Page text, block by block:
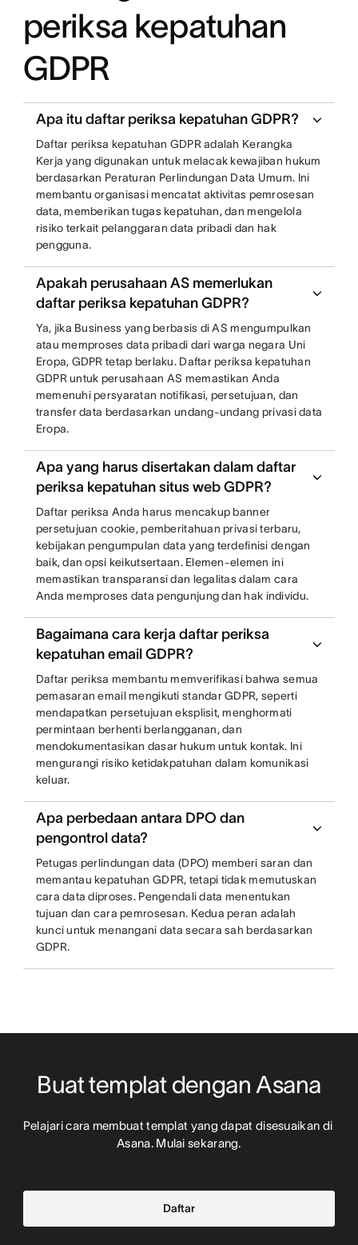
periksa kepatuhan
GDPR
Apa itu daftar periksa kepatuhan GDPR?
Daftar periksa kepatuhan GDPR adalah Kerangka
Kerja yang digunakan untuk melacak kewajiban hukum
berdasarkan Peraturan Perlindungan Data Umum. Ini
membantu organisasi mencatat aktivitas pemrosesan
data, memberikan tugas kepatuhan, dan mengelola
risiko terkait pelanggaran data pribadi dan hak
pengguna.
Apakah perusahaan AS memerlukan
daftar periksa kepatuhan GDPR?
Ya, jika Business yang berbasis di AS mengumpulkan
atau memproses data pribadi dari warga negara Uni
Eropa, GDPR tetap berlaku. Daftar periksa kepatuhan
GDPR untuk perusahaan AS memastikan Anda
memenuhi persyaratan notifikasi, persetujuan, dan
transfer data berdasarkan undang-undang privasi data
Eropa.
Apa yang harus disertakan dalam daftar
periksa kepatuhan situs web GDPR?
Daftar periksa Anda harus mencakup banner
persetujuan cookie, pemberitahuan privasi terbaru,
kebijakan pengumpulan data yang terdefinisi dengan
baik, dan opsi keikutsertaan. Elemen-elemen ini
memastikan transparansi dan legalitas dalam cara
Anda memproses data pengunjung dan hak individu.
Bagaimana cara kerja daftar periksa
kepatuhan email GDPR?
Daftar periksa membantu memverifikasi bahwa semua
pemasaran email mengikuti standar GDPR, seperti
mendapatkan persetujuan eksplisit, menghormati
permintaan berhenti berlangganan, dan
mendokumentasikan dasar hukum untuk kontak. Ini
mengurangi risiko ketidakpatuhan dalam komunikasi
keluar.
Apa perbedaan antara DPO dan
pengontrol data?
Petugas perlindungan data (DPO) memberi saran dan
memantau kepatuhan GDPR, tetapi tidak memutuskan
cara data diproses. Pengendali data menentukan
tujuan dan cara pemrosesan. Kedua peran adalah
kunci untuk menangani data secara sah berdasarkan
GDPR.
Buat templat dengan Asana
Pelajari cara membuat templat yang dapat disesuaikan di
Asana. Mulai sekarang.
Daftar